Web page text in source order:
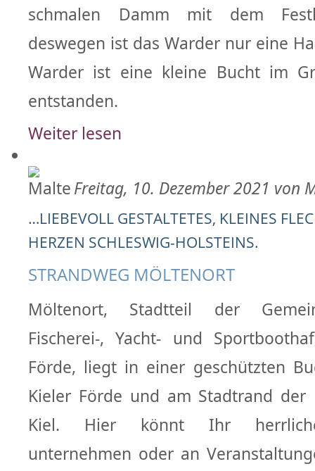
schmalen Damm mit dem
deswegen ist das Warder nur eine
Warder ist eine kleine Bucht im
entstanden.
Weiter lesen
Freitag, 10. Dezember 2021 von
…LIEBEVOLL GESTALTETES, KLEINES
HERZEN SCHLESWIG-HOLSTEINS.
STRANDWEG MÖLTENORT
Möltenort, Stadtteil der
Fischerei-, Yacht- und
Förde, liegt in einer geschützten
Kieler Förde und am Stadtrand der
Kiel. Hier könnt Ihr herrliche
unternehmen oder an